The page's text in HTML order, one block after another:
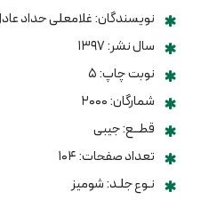
نویسندگان: غلامعلی حداد
سال نشر: ۱۳۹۷
نوبت چاپ: ۵
شمارگان: ۲۰۰۰
قطــع: جیبی
تعداد صفحات: ۱۰۴
نـوع جلـد: شومیز